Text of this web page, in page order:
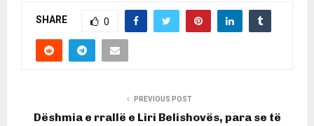
SHARE 0
PREVIOUS POST
Dëshmia e rrallë e Liri Belishovës, para se të